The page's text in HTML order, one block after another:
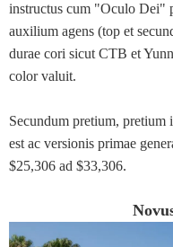
instructus cum "Oculo Dei"
auxilium agens (top et
durae cori sicut CTB et
color valuit.
Secundum pretium,
est ac versionis primae
$25,306 ad $33,306.